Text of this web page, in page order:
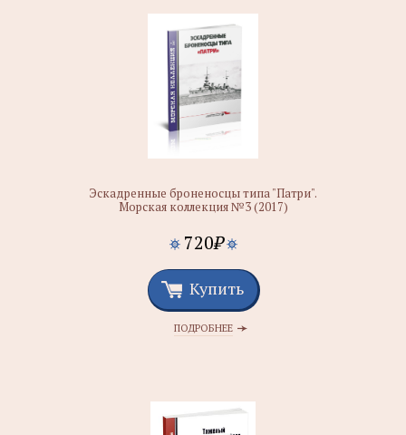
Эскадренные броненосцы типа "Патри".
Морская коллекция №3 (2017)
720₽
Купить
ПОДРОБНЕЕ